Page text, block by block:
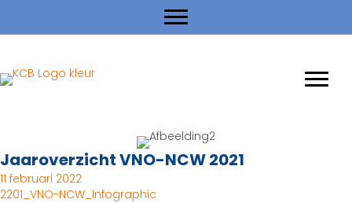
Jaaroverzicht VNO-NCW 2021
11 februari 2022
2201_VNO-NCW_Infographic